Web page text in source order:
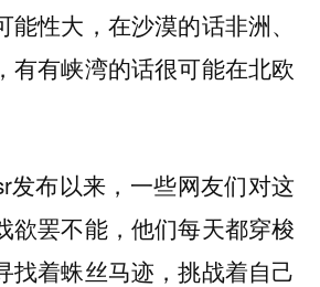
性大，在沙漠的话非洲、
有有峡湾的话很可能在北欧
发布以来，一些网友们对这
欲罢不能，他们每天都穿梭
找着蛛丝马迹，挑战着自己